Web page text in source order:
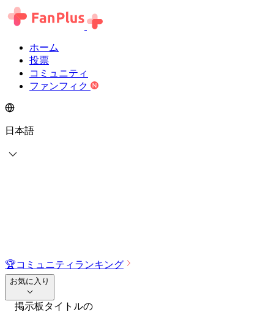
ホーム
投票
コミュニティ
ファンフィク
日本語
🏆コミュニティランキング
お気に入り
掲示板タイトルの